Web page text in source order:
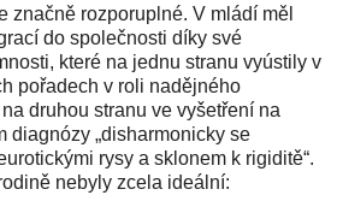
značně rozporuplné. V mládí měl
do společnosti díky své
které na jednu stranu vyústily v
pořadech v roli nadějného
druhou stranu ve vyšetření na
diagnózy „disharmonicky se
rysy a sklonem k rigiditě“.
nebyly zcela ideální: